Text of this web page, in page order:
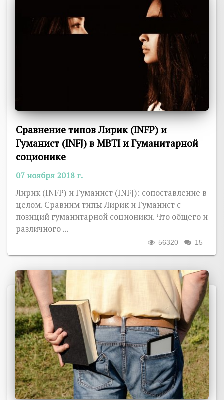
Сравнение типов Лирик (INFP) и
Гуманист (INFJ) в MBTI и Гуманитарной
соционике
07 ноября 2018 г.
Лирик (INFP) и Гуманист (INFJ): сопоставление в
целом. Сравним типы Лирик и Гуманист с
позиций гуманитарной соционики. Что общего и
различного ...
15
56320